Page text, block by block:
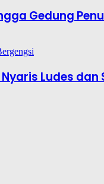
Gedung
Ludes dan